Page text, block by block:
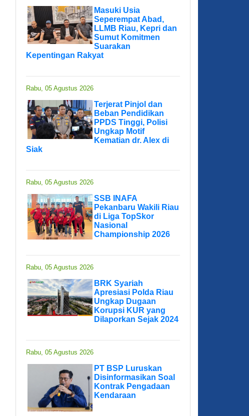
Masuki Usia
Seperempat Abad,
LLMB Riau, Kepri dan
Sumut Komitmen
Suarakan
Kepentingan Rakyat
Rabu, 05 Agustus 2026
Terjerat Pinjol dan
Beban Pendidikan
PPDS Tinggi, Polisi
Ungkap Motif
Kematian dr. Alex di
Siak
Rabu, 05 Agustus 2026
SSB INAFA
Pekanbaru Wakili Riau
di Liga TopSkor
Nasional
Championship 2026
Rabu, 05 Agustus 2026
BRK Syariah
Apresiasi Polda Riau
Ungkap Dugaan
Korupsi KUR yang
Dilaporkan Sejak 2024
Rabu, 05 Agustus 2026
PT BSP Luruskan
Disinformasikan Soal
Kontrak Pengadaan
Kendaraan